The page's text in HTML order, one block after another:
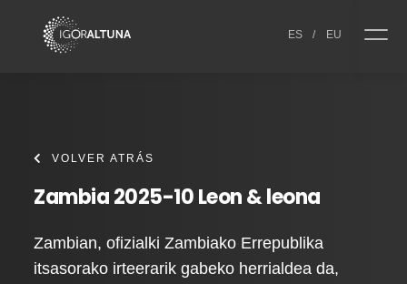
ES / EU
VOLVER ATRÁS
Zambia 2025-10 Leon & leona
Zambian, ofizialki Zambiako Errepublika
itsasorako irteerarik gabeko herrialdea da,